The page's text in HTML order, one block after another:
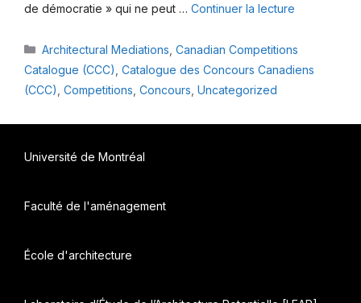
de démocratie » qui ne peut … Continuer la lecture
Catégories
Architectural Mediations ,Canadian Competitions
Catalogue (CCC) Catalogue des Concours Canadiens
(CCC) Competitions Concours Uncategorized
Université de Montréal
Faculté de l'aménagement
École d'architecture